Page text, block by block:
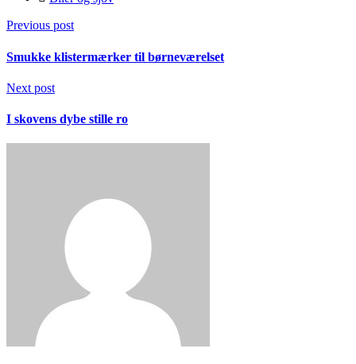
Previous post
Smukke klistermærker til børneværelset
Next post
I skovens dybe stille ro